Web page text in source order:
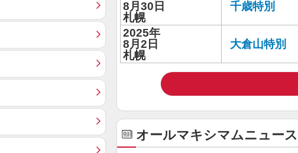
8月30日
札幌
千歳特別
2025年
8月2日
札幌
大倉山特別
オールマキシマムニュース